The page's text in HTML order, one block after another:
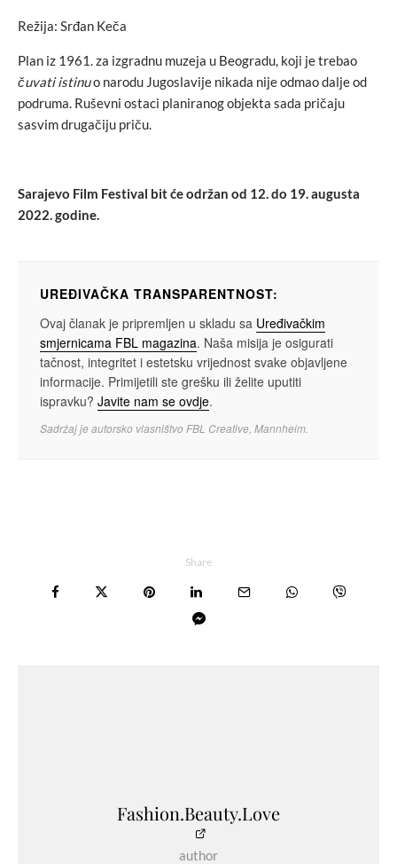
Režija: Srđan Keča
Plan iz 1961. za izgradnu muzeja u Beogradu, koji je trebao
čuvati istinuo narodu Jugoslavije nikada nije odmao dalje od
podruma. Ruševni ostaci planiranog objekta sada pričaju
sasvim drugačiju priču.
Sarajevo Film Festival bit će održan od 12. do 19. augusta
2022. godine.
UREĐIVAČKA TRANSPARENTNOST:
Ovaj članak je pripremljen u skladu sa Uređivačkim
smjernicama FBL magazina. Naša misija je osigurati
tačnost, integritet i estetsku vrijednost svake objavljene
informacije. Primijetili ste grešku ili želite uputiti
ispravku? Javite nam se ovdje.
Sadržaj je autorsko vlasništvo FBL Creative, Mannheim.
Share
Fashion.Beauty.Love
author